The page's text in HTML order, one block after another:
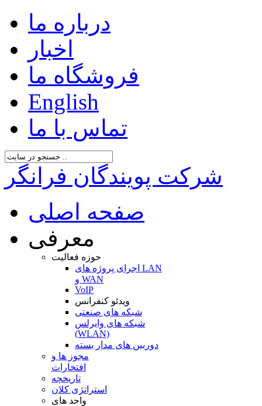
درباره ما
اخبار
فروشگاه ما
English
تماس با ما
شرکت پویندگان فرانگر
صفحه اصلی
معرفی
حوزه فعالیت
اجرای پروژه های LAN
و WAN
VoIP
ویدئو کنفرانس
شبکه های صنعتی
شبکه های وایرلس
(WLAN)
دوربین های مدار بسته
مجوز ها و
افتخارات
تاریخچه
استراتژی کلان
واحد های